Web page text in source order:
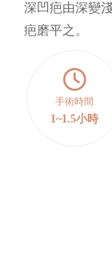
深凹疤由深變
疤磨平之。
手術時間
1~1.5小時